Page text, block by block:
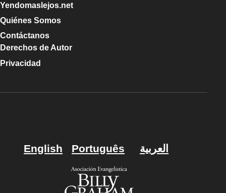
Yendomaslejos.net
Quiénes Somos
Contáctanos
Derechos de Autor
Privacidad
English Português العربية